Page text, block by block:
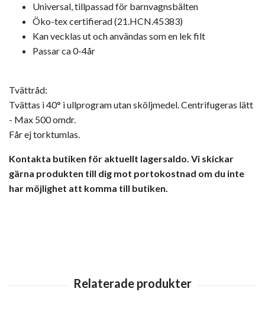
Universal, tillpassad för barnvagnsbälten
Öko-tex certifierad (21.HCN.45383)
Kan vecklas ut och användas som en lek filt
Passar ca 0-4år
Tvättråd:
Tvättas i 40° i ullprogram utan sköljmedel. Centrifugeras lätt
- Max 500 omdr.
Får ej torktumlas.
Kontakta butiken för aktuellt lagersaldo. Vi skickar
gärna produkten till dig mot portokostnad om du inte
har möjlighet att komma till butiken.